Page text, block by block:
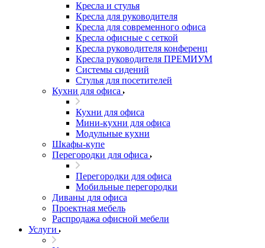
Кресла и стулья
Кресла для руководителя
Кресла для современного офиса
Кресла офисные с сеткой
Кресла руководителя конференц
Кресла руководителя ПРЕМИУМ
Системы сидений
Стулья для посетителей
Кухни для офиса
Кухни для офиса
Мини-кухни для офиса
Модульные кухни
Шкафы-купе
Перегородки для офиса
Перегородки для офиса
Мобильные перегородки
Диваны для офиса
Проектная мебель
Распродажа офисной мебели
Услуги